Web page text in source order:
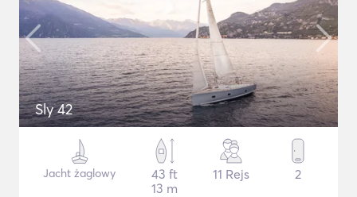
Sly 42
Jacht żaglowy
43 ft
13 m
11 Rejs 2